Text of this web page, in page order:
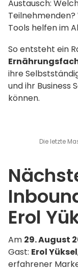
Austausch:
Tools helfen im
So entsteht ein
ihre
und ihr Business
können.
Die letzte
Erol
Am 29. August
Gast: Erol Yüksel
erfahrener